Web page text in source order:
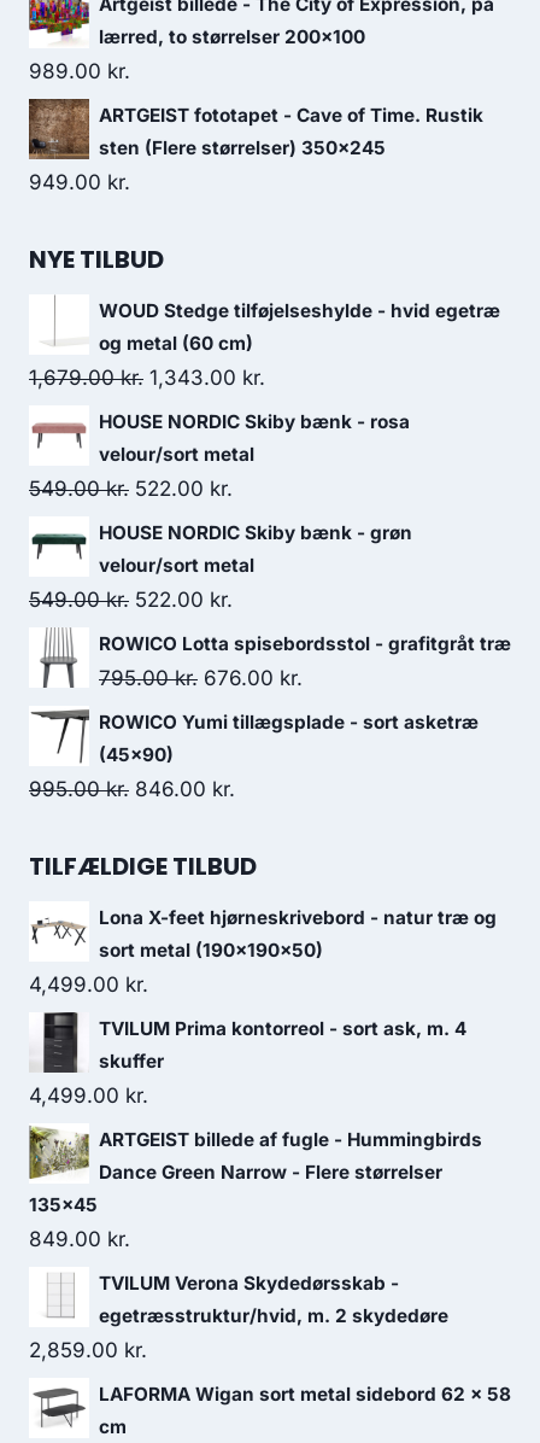
Artgeist billede - The City of Expression, på
lærred, to størrelser 200x100
989.00 kr.
ARTGEIST fototapet - Cave of Time. Rustik
sten (Flere størrelser) 350x245
949.00 kr.
NYE TILBUD
WOUD Stedge tilføjelseshylde - hvid egetræ
og metal (60 cm)
1,679.00kr. 1,343.00 kr.
HOUSE NORDIC Skiby bænk - rosa
velour/sort metal
549.00kr. 522.00 kr.
HOUSE NORDIC Skiby bænk - grøn
velour/sort metal
549.00kr. 522.00 kr.
ROWICO Lotta spisebordsstol - grafitgråt træ
795.00kr. 676.00 kr.
ROWICO Yumi tillægsplade - sort asketræ
(45x90)
995.00kr. 846.00 kr.
TILFÆLDIGE TILBUD
Lona X-feet hjørneskrivebord - natur træ og
sort metal (190x190x50)
4,499.00 kr.
TVILUM Prima kontorreol - sort ask, m. 4
skuffer
4,499.00 kr.
ARTGEIST billede af fugle - Hummingbirds
Dance Green Narrow - Flere størrelser
135x45
849.00 kr.
TVILUM Verona Skydedørsskab -
egetræsstruktur/hvid, m. 2 skydedøre
2,859.00 kr.
LAFORMA Wigan sort metal sidebord 62 x 58
cm